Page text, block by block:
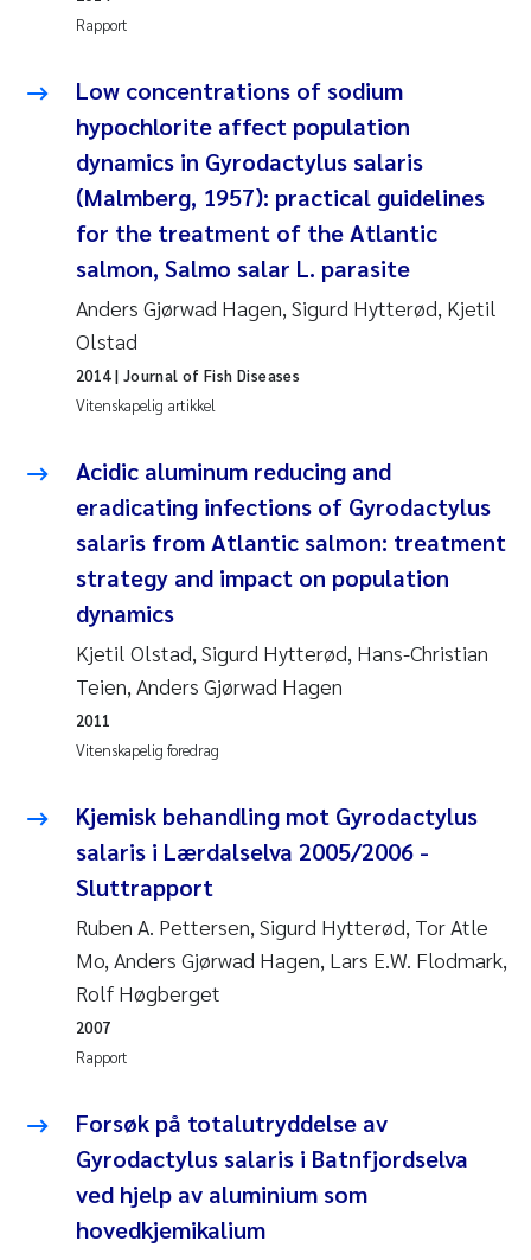
Rapport
Low concentrations of sodium
hypochlorite affect population
dynamics in Gyrodactylus salaris
(Malmberg, 1957): practical guidelines
for the treatment of the Atlantic
salmon, Salmo salar L. parasite
Anders Gjørwad Hagen, Sigurd Hytterød, Kjetil
Olstad
Vitenskapelig artikkel
2014| Journal of Fish Diseases
Acidic aluminum reducing and
eradicating infections of Gyrodactylus
salaris from Atlantic salmon: treatment
strategy and impact on population
dynamics
Kjetil Olstad, Sigurd Hytterød, Hans-Christian
Teien, Anders Gjørwad Hagen
Vitenskapelig foredrag
2011
Kjemisk behandling mot Gyrodactylus
salaris i Lærdalselva 2005/2006 -
Sluttrapport
Ruben A. Pettersen, Sigurd Hytterød, Tor Atle
Mo, Anders Gjørwad Hagen, Lars E.W. Flodmark,
Rolf Høgberget
Rapport
2007
Forsøk på totalutryddelse av
Gyrodactylus salaris i Batnfjordselva
ved hjelp av aluminium som
hovedkjemikalium